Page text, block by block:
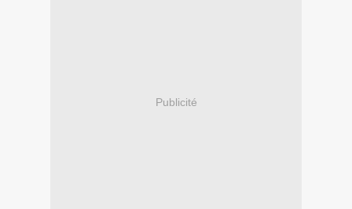
Publicité